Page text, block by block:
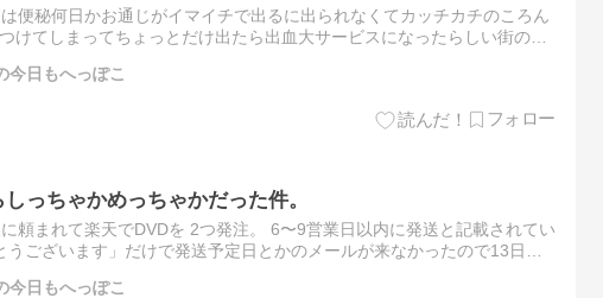
便秘何日かお通じがイマイチで出るに出られなくてカッチカチのころん
けてしまってちょっとだけ出たら出血大サービスになったらしい街のお
今日もへっぽこ
っちゃかめっちゃかだった件。
頼まれて楽天でDVDを 2つ発注。 6〜9営業日以内に発送と記載されてい
ございます」だけで発送予定日とかのメールが来なかったので13日に
今日もへっぽこ